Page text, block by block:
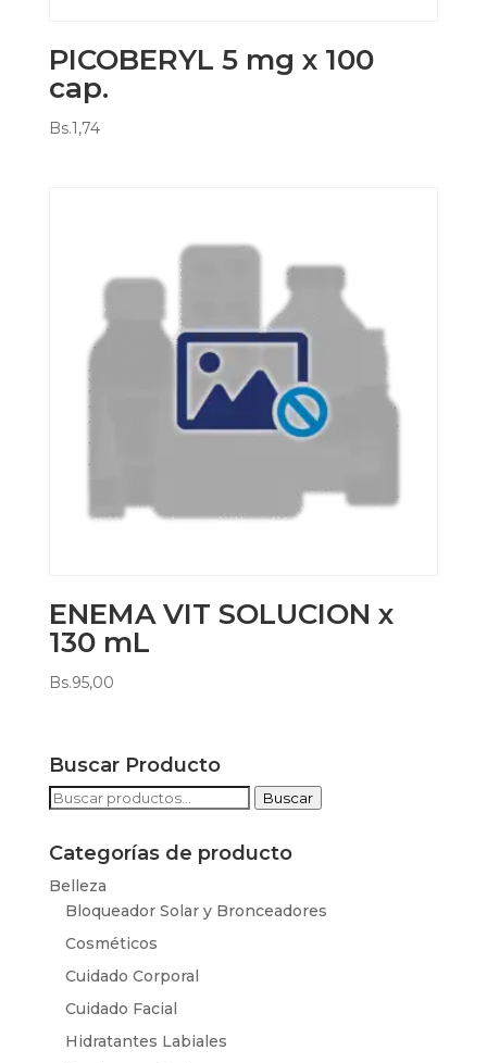
PICOBERYL 5 mg x 100
cap.
Bs.1,74
ENEMA VIT SOLUCION x
130 mL
Bs.95,00
Buscar Producto
Buscar
Buscar
Categorías de producto
Belleza
Bloqueador Solar y Bronceadores
Cosméticos
Cuidado Corporal
Cuidado Facial
Hidratantes Labiales